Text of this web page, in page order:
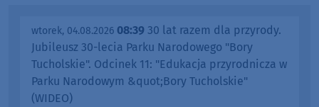
wtorek, 04.08.2026 08:39 30 lat razem dla przyrody.
Jubileusz 30-lecia Parku Narodowego "Bory
Tucholskie". Odcinek 11: "Edukacja przyrodnicza w
Parku Narodowym &quot;Bory Tucholskie"
(WIDEO)